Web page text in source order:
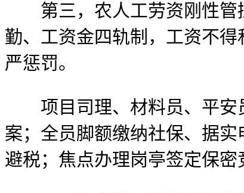
第三，农人工劳资刚性管
勤、工资金四轨制，工资不
严惩罚。
项目司理、材料员、平安
案；全员脚额缴纳社保、据
避税；焦点办理岗亭签定保密